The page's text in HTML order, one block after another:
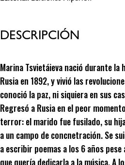
DESCRIPCIÓN
Marina Tsvietáieva nació durante la
Rusia en 1892, y vivió las
conoció la paz, ni siquiera en sus
Regresó a Rusia en el peor
terror: el marido fue fusilado, su
a un campo de concnetración. Se
a escribir poemas a los 6 años
que quería dedicarla a la música. A